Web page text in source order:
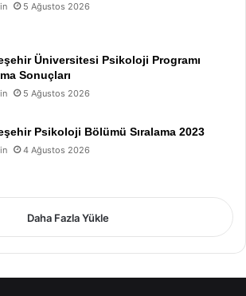
5 Ağustos 2026
Üniversitesi Psikoloji Programı
Sonuçları
5 Ağustos 2026
Psikoloji Bölümü Sıralama 2023
4 Ağustos 2026
Daha Fazla Yükle